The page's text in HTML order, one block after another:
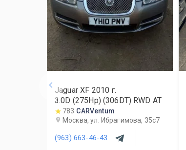
Jaguar XF 2010 г.
3.0D (275Hp) (306DT) RWD AT
783 CARVentum
Москва, ул. Ибрагимова, 35с7
(963) 663-46-43